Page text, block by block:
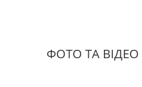
ФОТО ТА ВІДЕО